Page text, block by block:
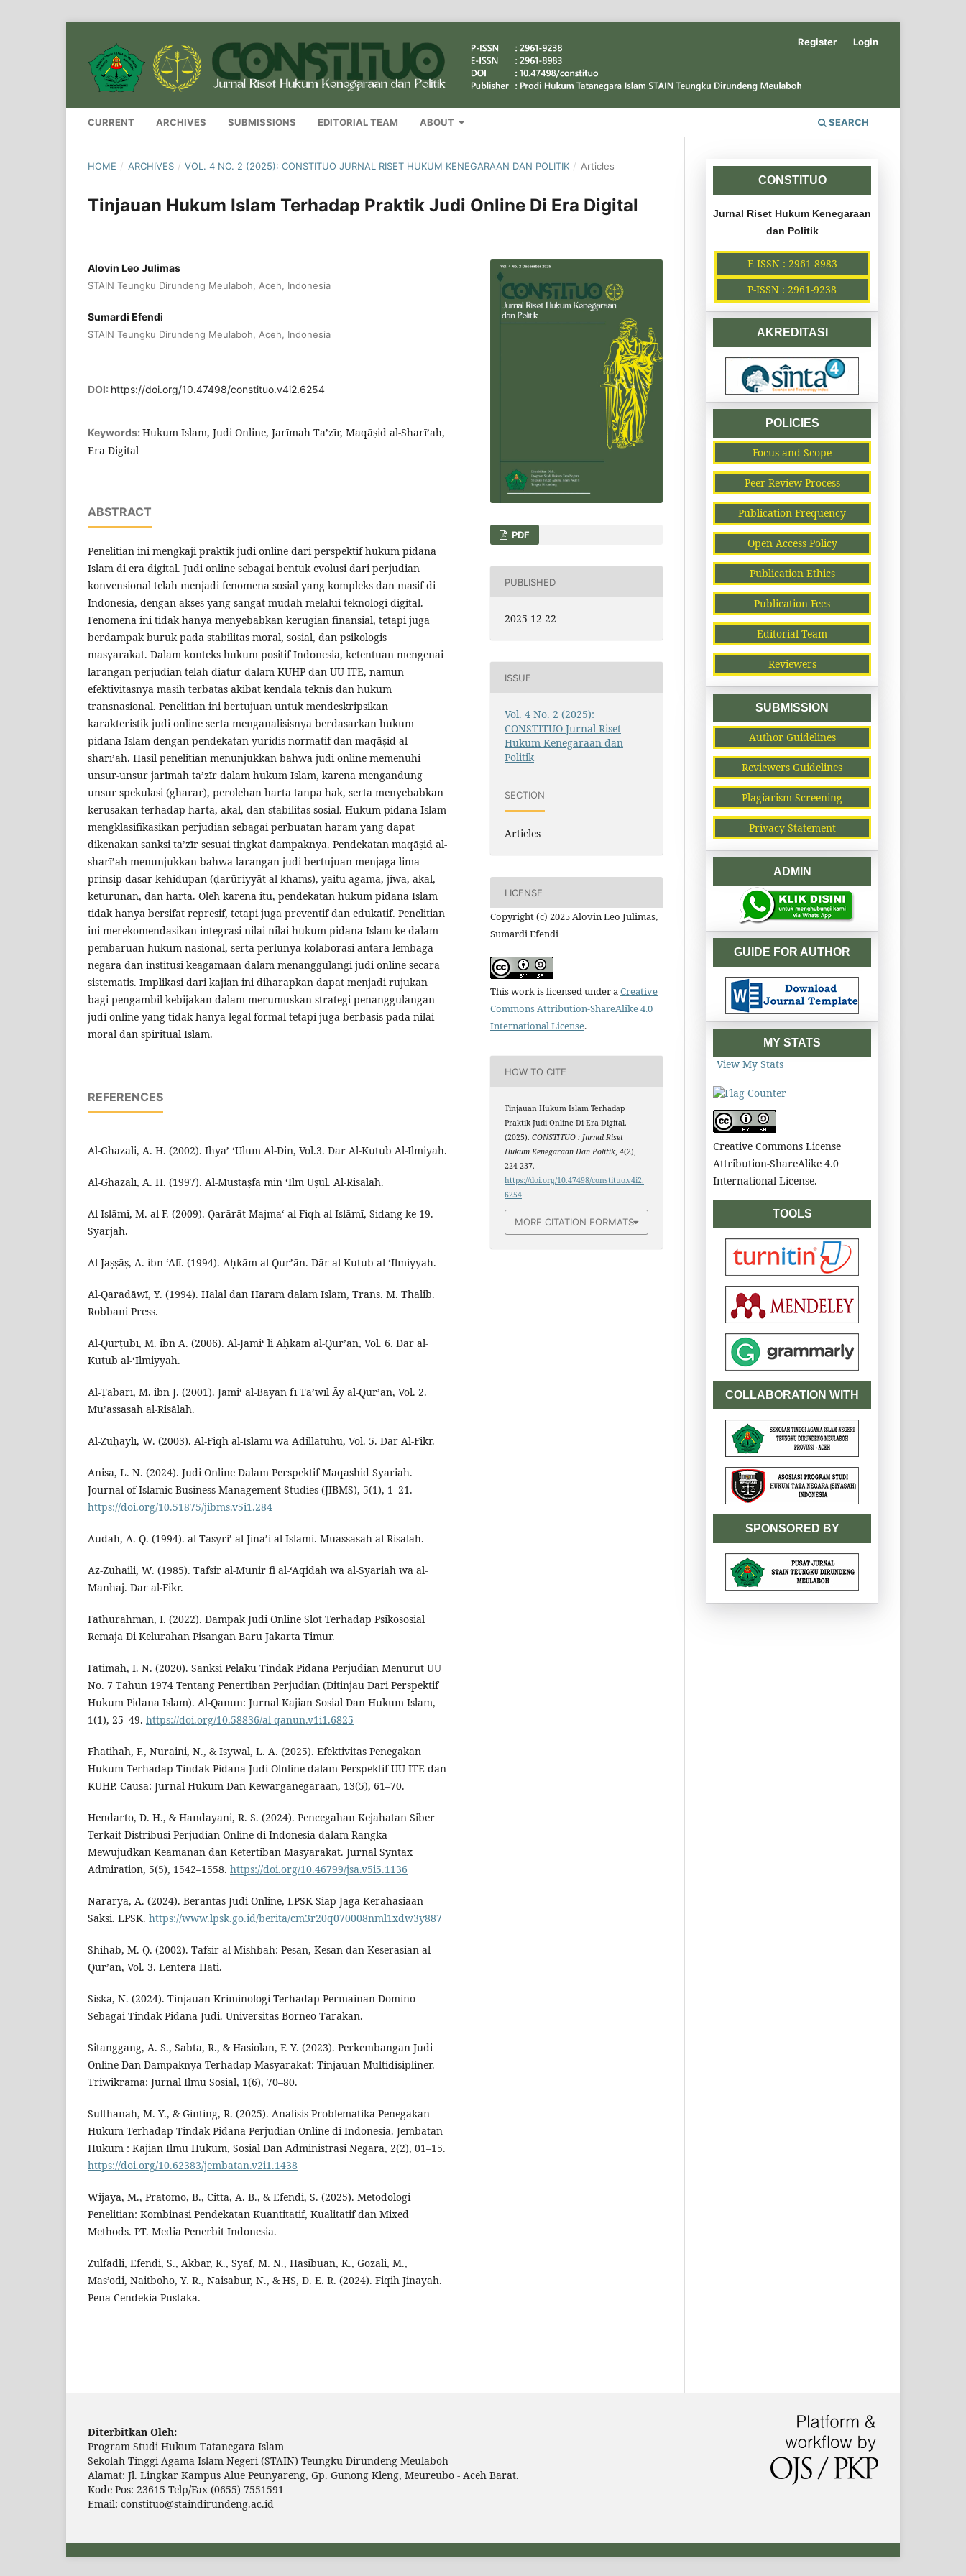
CURRENT ARCHIVES SUBMISSIONS EDITORIAL TEAM ABOUT SEARCH
Register Login
HOME / ARCHIVES / VOL. 4 NO. 2 (2025): CONSTITUO JURNAL RISET HUKUM KENEGARAAN DAN POLITIK / Articles
Tinjauan Hukum Islam Terhadap Praktik Judi Online Di Era Digital
Alovin Leo Julimas
STAIN Teungku Dirundeng Meulaboh, Aceh, Indonesia
Sumardi Efendi
STAIN Teungku Dirundeng Meulaboh, Aceh, Indonesia
DOI: https://doi.org/10.47498/constituo.v4i2.6254
Keywords: Hukum Islam, Judi Online, Jarīmah Ta’zīr, Maqāṣid al-Sharī’ah,
Era Digital
ABSTRACT
Penelitian ini mengkaji praktik judi online dari perspektif hukum pidana
Islam di era digital. Judi online sebagai bentuk evolusi dari perjudian
konvensional telah menjadi fenomena sosial yang kompleks dan masif di
Indonesia, dengan akses yang sangat mudah melalui teknologi digital.
Fenomena ini tidak hanya menyebabkan kerugian finansial, tetapi juga
berdampak buruk pada stabilitas moral, sosial, dan psikologis
masyarakat. Dalam konteks hukum positif Indonesia, ketentuan mengenai
larangan perjudian telah diatur dalam KUHP dan UU ITE, namun
efektivitasnya masih terbatas akibat kendala teknis dan hukum
transnasional. Penelitian ini bertujuan untuk mendeskripsikan
karakteristik judi online serta menganalisisnya berdasarkan hukum
pidana Islam dengan pendekatan yuridis-normatif dan maqāṣid al-
sharī’ah. Hasil penelitian menunjukkan bahwa judi online memenuhi
unsur-unsur jarīmah ta’zīr dalam hukum Islam, karena mengandung
unsur spekulasi (gharar), perolehan harta tanpa hak, serta menyebabkan
kerusakan terhadap harta, akal, dan stabilitas sosial. Hukum pidana Islam
mengklasifikasikan perjudian sebagai perbuatan haram yang dapat
dikenakan sanksi ta’zīr sesuai tingkat dampaknya. Pendekatan maqāṣid al-
sharī’ah menunjukkan bahwa larangan judi bertujuan menjaga lima
prinsip dasar kehidupan (ḍarūriyyāt al-khams), yaitu agama, jiwa, akal,
keturunan, dan harta. Oleh karena itu, pendekatan hukum pidana Islam
tidak hanya bersifat represif, tetapi juga preventif dan edukatif. Penelitian
ini merekomendasikan integrasi nilai-nilai hukum pidana Islam ke dalam
pembaruan hukum nasional, serta perlunya kolaborasi antara lembaga
negara dan institusi keagamaan dalam menanggulangi judi online secara
sistematis. Implikasi dari kajian ini diharapkan dapat menjadi rujukan
bagi pengambil kebijakan dalam merumuskan strategi penanggulangan
judi online yang tidak hanya legal-formal tetapi juga berbasis pada nilai
moral dan spiritual Islam.
REFERENCES
Al-Ghazali, A. H. (2002). Ihya’ ‘Ulum Al-Din, Vol.3. Dar Al-Kutub Al-Ilmiyah.
Al-Ghazālī, A. H. (1997). Al-Mustaṣfā min ‘Ilm Uṣūl. Al-Risalah.
Al-Islāmī, M. al-F. (2009). Qarārāt Majma‘ al-Fiqh al-Islāmī, Sidang ke-19.
Syarjah.
Al-Jaṣṣāṣ, A. ibn ‘Alī. (1994). Aḥkām al-Qur’ān. Dār al-Kutub al-‘Ilmiyyah.
Al-Qaradāwī, Y. (1994). Halal dan Haram dalam Islam, Trans. M. Thalib.
Robbani Press.
Al-Qurṭubī, M. ibn A. (2006). Al-Jāmi‘ li Aḥkām al-Qur’ān, Vol. 6. Dār al-
Kutub al-‘Ilmiyyah.
Al-Ṭabarī, M. ibn J. (2001). Jāmi‘ al-Bayān fī Ta’wīl Āy al-Qur’ān, Vol. 2.
Mu’assasah al-Risālah.
Al-Zuḥaylī, W. (2003). Al-Fiqh al-Islāmī wa Adillatuhu, Vol. 5. Dār Al-Fikr.
Anisa, L. N. (2024). Judi Online Dalam Perspektif Maqashid Syariah.
Journal of Islamic Business Management Studies (JIBMS), 5(1), 1–21.
https://doi.org/10.51875/jibms.v5i1.284
Audah, A. Q. (1994). al-Tasyri’ al-Jina’i al-Islami. Muassasah al-Risalah.
Az-Zuhaili, W. (1985). Tafsir al-Munir fi al-‘Aqidah wa al-Syariah wa al-
Manhaj. Dar al-Fikr.
Fathurahman, I. (2022). Dampak Judi Online Slot Terhadap Psikososial
Remaja Di Kelurahan Pisangan Baru Jakarta Timur.
Fatimah, I. N. (2020). Sanksi Pelaku Tindak Pidana Perjudian Menurut UU
No. 7 Tahun 1974 Tentang Penertiban Perjudian (Ditinjau Dari Perspektif
Hukum Pidana Islam). Al-Qanun: Jurnal Kajian Sosial Dan Hukum Islam,
1(1), 25–49. https://doi.org/10.58836/al-qanun.v1i1.6825
Fhatihah, F., Nuraini, N., & Isywal, L. A. (2025). Efektivitas Penegakan
Hukum Terhadap Tindak Pidana Judi Olnline dalam Perspektif UU ITE dan
KUHP. Causa: Jurnal Hukum Dan Kewarganegaraan, 13(5), 61–70.
Hendarto, D. H., & Handayani, R. S. (2024). Pencegahan Kejahatan Siber
Terkait Distribusi Perjudian Online di Indonesia dalam Rangka
Mewujudkan Keamanan dan Ketertiban Masyarakat. Jurnal Syntax
Admiration, 5(5), 1542–1558. https://doi.org/10.46799/jsa.v5i5.1136
Nararya, A. (2024). Berantas Judi Online, LPSK Siap Jaga Kerahasiaan
Saksi. LPSK. https://www.lpsk.go.id/berita/cm3r20q070008nml1xdw3y887
Shihab, M. Q. (2002). Tafsir al-Mishbah: Pesan, Kesan dan Keserasian al-
Qur’an, Vol. 3. Lentera Hati.
Siska, N. (2024). Tinjauan Kriminologi Terhadap Permainan Domino
Sebagai Tindak Pidana Judi. Universitas Borneo Tarakan.
Sitanggang, A. S., Sabta, R., & Hasiolan, F. Y. (2023). Perkembangan Judi
Online Dan Dampaknya Terhadap Masyarakat: Tinjauan Multidisipliner.
Triwikrama: Jurnal Ilmu Sosial, 1(6), 70–80.
Sulthanah, M. Y., & Ginting, R. (2025). Analisis Problematika Penegakan
Hukum Terhadap Tindak Pidana Perjudian Online di Indonesia. Jembatan
Hukum : Kajian Ilmu Hukum, Sosial Dan Administrasi Negara, 2(2), 01–15.
https://doi.org/10.62383/jembatan.v2i1.1438
Wijaya, M., Pratomo, B., Citta, A. B., & Efendi, S. (2025). Metodologi
Penelitian: Kombinasi Pendekatan Kuantitatif, Kualitatif dan Mixed
Methods. PT. Media Penerbit Indonesia.
Zulfadli, Efendi, S., Akbar, K., Syaf, M. N., Hasibuan, K., Gozali, M.,
Mas’odi, Naitboho, Y. R., Naisabur, N., & HS, D. E. R. (2024). Fiqih Jinayah.
Pena Cendekia Pustaka.
PDF
PUBLISHED
2025-12-22
ISSUE
Vol. 4 No. 2 (2025):
CONSTITUO Jurnal Riset
Hukum Kenegaraan dan
Politik
SECTION
Articles
LICENSE
Copyright (c) 2025 Alovin Leo Julimas,
Sumardi Efendi
This work is licensed under aCreative
Commons Attribution-ShareAlike 4.0
International License.
HOW TO CITE
Tinjauan Hukum Islam Terhadap
Praktik Judi Online Di Era Digital.
(2025).CONSTITUO : Jurnal Riset
Hukum Kenegaraan Dan Politik,4(2),
224-237.
https://doi.org/10.47498/constituo.v4i2.
6254
MORE CITATION FORMATS
CONSTITUO
Jurnal Riset Hukum Kenegaraan
dan Politik
E-ISSN : 2961-8983
P-ISSN : 2961-9238
AKREDITASI
POLICIES
Focus and Scope
Peer Review Process
Publication Frequency
Open Access Policy
Publication Ethics
Publication Fees
Editorial Team
Reviewers
SUBMISSION
Author Guidelines
Reviewers Guidelines
Plagiarism Screening
Privacy Statement
ADMIN
GUIDE FOR AUTHOR
MY STATS
View My Stats
Creative Commons License
Attribution-ShareAlike 4.0
International License.
TOOLS
COLLABORATION WITH
SPONSORED BY
Diterbitkan Oleh:
Program Studi Hukum Tatanegara Islam
Sekolah Tinggi Agama Islam Negeri (STAIN) Teungku Dirundeng Meulaboh
Alamat: Jl. Lingkar Kampus Alue Peunyareng, Gp. Gunong Kleng, Meureubo - Aceh Barat.
Kode Pos: 23615 Telp/Fax (0655) 7551591
Email: constituo@staindirundeng.ac.id